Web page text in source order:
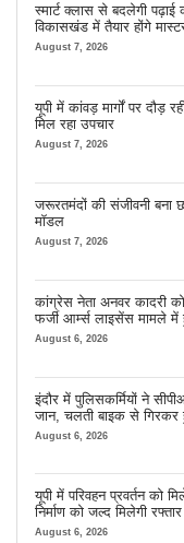
स्मार्ट क्लास से बदलेगी पढ़ाई
विकासखंड में तैयार होंगे
August 7, 2026
यूपी में कांवड़ मार्गों पर दौड़
मिल रहा उपचार
August 7, 2026
जरूरतमंदों की संजीवनी बना
मॉडल
August 7, 2026
कांग्रेस नेता अनवर कादरी
फर्जी आर्म्स लाइसेंस मामले में
August 6, 2026
इंदौर में पुलिसकर्मियों ने
जान, चलती बाइक से गिरकर
August 6, 2026
यूपी में परिवहन प्रवर्तन को
निर्माण को जल्द मिलेगी रफ्तार
August 6, 2026